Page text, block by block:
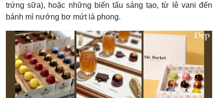
trứng sữa), hoặc những biến tấu sáng tạo, từ lê vani đến
bánh mì nướng bơ mứt lá phong.